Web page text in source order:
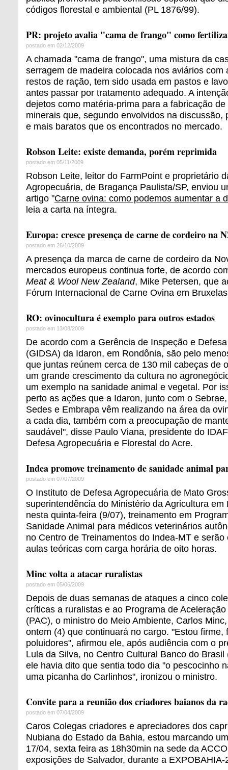
códigos florestal e ambiental (PL 1876/99).
PR: projeto avalia "cama de frango" como
postado em 02/12/2009
A chamada "cama de frango", uma mistura da
serragem de madeira colocada nos aviários com
restos de ração, tem sido usada em pastos e
antes passar por tratamento adequado. A
dejetos como matéria-prima para a fabricação
minerais que, segundo envolvidos na discussão,
e mais baratos que os encontrados no mercado.
Robson Leite: existe demanda, porém reprimida
postado em 05/11/2009
Robson Leite, leitor do FarmPoint e proprietário
Agropecuária, de Bragança Paulista/SP, enviou
artigo "Carne ovina: como podemos aumentar a
leia a carta na íntegra.
Europa: cresce presença de carne de cordeiro na
postado em 26/10/2009
A presença da marca de carne de cordeiro da
mercados europeus continua forte, de acordo
Meat & Wool New Zealand, Mike Petersen, que
Fórum Internacional de Carne Ovina em
RO: ovinocultura é exemplo para outros estados
postado em 13/08/2009
De acordo com a Gerência de Inspeção e
(GIDSA) da Idaron, em Rondônia, são pelo
que juntas reúnem cerca de 130 mil cabeças de
um grande crescimento da cultura no
um exemplo na sanidade animal e vegetal. Por
perto as ações que a Idaron, junto com o
Sedes e Embrapa vêm realizando na área da
a cada dia, também com a preocupação de
saudável", disse Paulo Viana, presidente do
Defesa Agropecuária e Florestal do Acre.
Indea promove treinamento de sanidade animal
postado em 07/07/2009
O Instituto de Defesa Agropecuária de Mato
superintendência do Ministério da Agricultura em
nesta quinta-feira (9/07), treinamento em
Sanidade Animal para médicos veterinários
no Centro de Treinamentos do Indea-MT e
aulas teóricas com carga horária de oito horas.
Minc volta a atacar ruralistas
postado em 05/06/2009
Depois de duas semanas de ataques a cinco
críticas a ruralistas e ao Programa de
(PAC), o ministro do Meio Ambiente, Carlos
ontem (4) que continuará no cargo. "Estou firme,
poluidores", afirmou ele, após audiência com o
Lula da Silva, no Centro Cultural Banco do
ele havia dito que sentia todo dia "o pescocinho
uma picanha do Carlinhos", ironizou o ministro.
Convite para a reunião dos criadores baianos da
postado em 07/04/2009
Caros Colegas criadores e apreciadores dos
Nubiana do Estado da Bahia, estou marcando
17/04, sexta feira as 18h30min na sede da
exposições de Salvador, durante a EXPOBAHIA-